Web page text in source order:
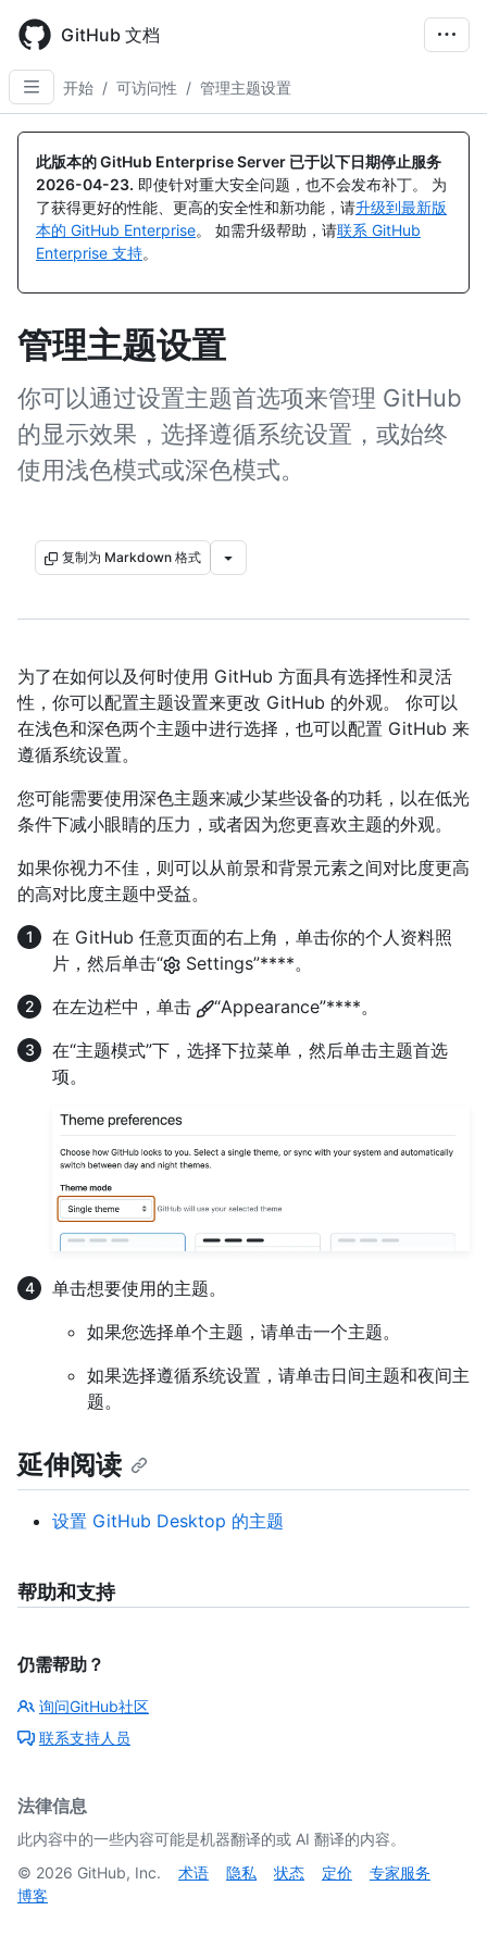
main
content
GitHub 文档
开始 / 可访问性 / 管理主题设置
此版本的 GitHub Enterprise Server 已于以下日期停止服务
2026-04-23. 即使针对重大安全问题，也不会发布补丁。 为
了获得更好的性能、更高的安全性和新功能，请升级到最新版
本的 GitHub Enterprise。 如需升级帮助，请联系 GitHub
Enterprise 支持。
管理主题设置
你可以通过设置主题首选项来管理 GitHub
的显示效果，选择遵循系统设置，或始终
使用浅色模式或深色模式。
复制为 Markdown 格式
为了在如何以及何时使用 GitHub 方面具有选择性和灵活
性，你可以配置主题设置来更改 GitHub 的外观。 你可以
在浅色和深色两个主题中进行选择，也可以配置 GitHub 来
遵循系统设置。
您可能需要使用深色主题来减少某些设备的功耗，以在低光
条件下减小眼睛的压力，或者因为您更喜欢主题的外观。
如果你视力不佳，则可以从前景和背景元素之间对比度更高
的高对比度主题中受益。
在 GitHub 任意页面的右上角，单击你的个人资料照
片，然后单击“
Settings”****。
在左边栏中，单击
“Appearance”****。
在“主题模式”下，选择下拉菜单，然后单击主题首选
项。
单击想要使用的主题。
如果您选择单个主题，请单击一个主题。
如果选择遵循系统设置，请单击日间主题和夜间主
题。
延伸阅读
设置 GitHub Desktop 的主题
帮助和支持
仍需帮助？
询问GitHub社区
联系支持人员
法律信息
此内容中的一些内容可能是机器翻译的或 AI 翻译的内容。
© 2026 GitHub, Inc. 术语 隐私 状态 定价
专家服务
博客